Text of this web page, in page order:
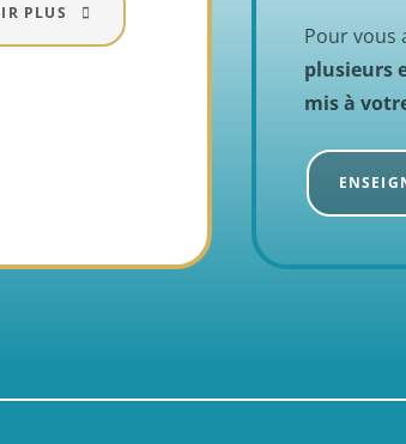
PLUS
Pour vous
plusieurs
mis à